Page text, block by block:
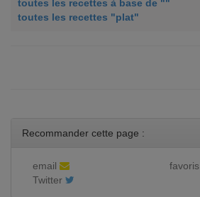
toutes les recettes à base de ""
toutes les recettes "plat"
Recommander cette page :
email
favoris
Twitter